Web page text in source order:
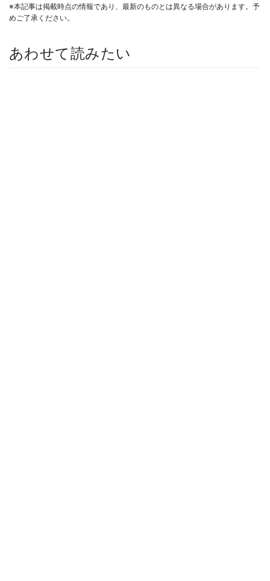
※本記事は掲載時点の情報であり、最新のものとは異なる場合があります。予
めご了承ください。
あわせて読みたい